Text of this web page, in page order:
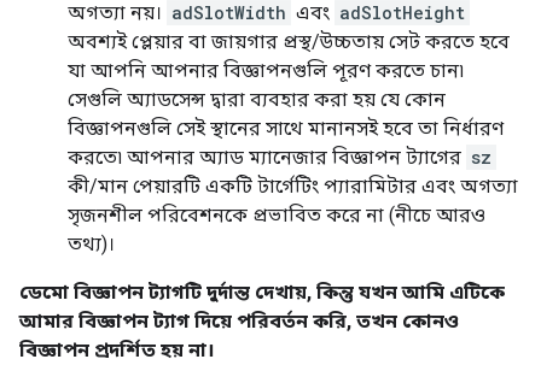
অগত্যা নয়। adSlotWidth এবং adSlotHeight
অবশ্যই প্লেয়ার বা জায়গার প্রস্থ/উচ্চতায় সেট করতে হবে
যা আপনি আপনার বিজ্ঞাপনগুলি পূরণ করতে চান৷
সেগুলি অ্যাডসেন্স দ্বারা ব্যবহার করা হয় যে কোন
বিজ্ঞাপনগুলি সেই স্থানের সাথে মানানসই হবে তা নির্ধারণ
করতে৷ আপনার অ্যাড ম্যানেজার বিজ্ঞাপন ট্যাগের sz
কী/মান পেয়ারটি একটি টার্গেটিং প্যারামিটার এবং অগত্যা
সৃজনশীল পরিবেশনকে প্রভাবিত করে না (নীচে আরও
তথ্য)।
ডেমো বিজ্ঞাপন ট্যাগটি দুর্দান্ত দেখায়, কিন্তু যখন আমি এটিকে
আমার বিজ্ঞাপন ট্যাগ দিয়ে পরিবর্তন করি, তখন কোনও
বিজ্ঞাপন প্রদর্শিত হয় না।